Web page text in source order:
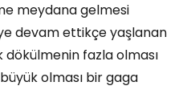
meydana gelmesi
devam ettikçe yaşlanan
dökülmenin fazla olması
olması bir gaga